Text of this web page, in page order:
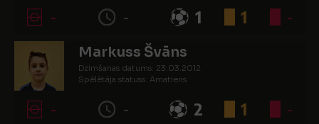
- - 1 1 -
Markuss Švāns
Dzimšanas datums: 23.03.2012.
Spēlētāja statuss: Amatieris
- - 2 1 -